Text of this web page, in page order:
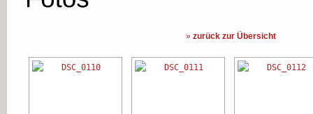
» zurück zur Übersicht